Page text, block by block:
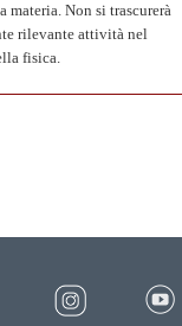
materia. Non si trascurerà
rilevante attività nel
fisica.